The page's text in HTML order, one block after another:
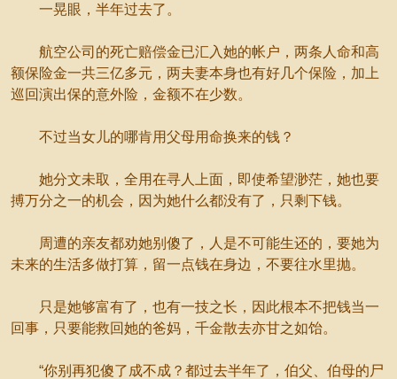
一晃眼，半年过去了。
航空公司的死亡赔偿金已汇入她的帐户，两条人命和高
额保险金一共三亿多元，两夫妻本身也有好几个保险，加上
巡回演出保的意外险，金额不在少数。
不过当女儿的哪肯用父母用命换来的钱？
她分文未取，全用在寻人上面，即使希望渺茫，她也要
搏万分之一的机会，因为她什么都没有了，只剩下钱。
周遭的亲友都劝她别傻了，人是不可能生还的，要她为
未来的生活多做打算，留一点钱在身边，不要往水里抛。
只是她够富有了，也有一技之长，因此根本不把钱当一
回事，只要能救回她的爸妈，千金散去亦甘之如饴。
“你别再犯傻了成不成？都过去半年了，伯父、伯母的尸